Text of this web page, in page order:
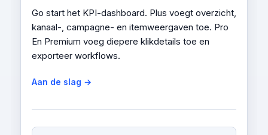
Go start het KPI-dashboard. Plus voegt overzicht,
kanaal-, campagne- en itemweergaven toe. Pro
En Premium voeg diepere klikdetails toe en
exporteer workflows.
Aan de slag →